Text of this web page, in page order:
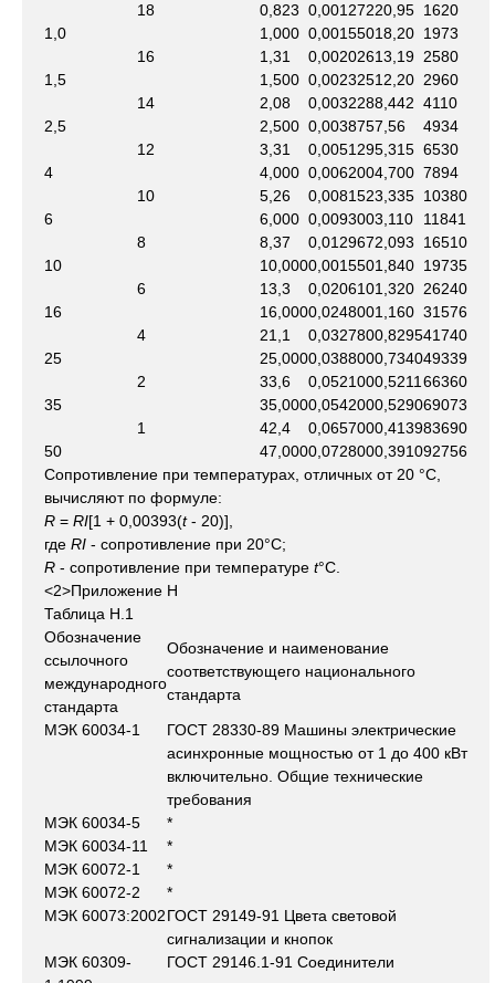
18
0,823 0,00127220,95 1620
1,0
1,000 0,00155018,20 1973
16
1,31 0,00202613,19 2580
1,5
1,500 0,00232512,20 2960
14
2,08 0,0032288,442 4110
2,5
2,500 0,0038757,56
4934
12
3,31 0,0051295,315 6530
4
4,000 0,0062004,700 7894
10
5,26 0,0081523,335 10380
6
6,000 0,0093003,110
11841
8
8,37 0,0129672,093
16510
10
10,0000,0015501,840 19735
6
13,3 0,0206101,320 26240
16
16,0000,0248001,160 31576
4
21,1 0,0327800,829541740
25
25,0000,0388000,734049339
2
33,6 0,0521000,5211 66360
35
35,0000,0542000,529069073
1
42,4 0,0657000,413983690
50
47,0000,0728000,391092756
Сопротивление при температурах, отличных от 20 °С,
вычисляют по формуле:
R = RI[1 + 0,00393(t- 20)],
где RI - сопротивление при 20°С;
R - сопротивление при температуре t°C.
<2>Приложение Н
Таблица Н.1
Обозначение
ссылочного
международного
стандарта
Обозначение и наименование
соответствующего национального
стандарта
МЭК 60034-1
ГОСТ 28330-89 Машины электрические
асинхронные мощностью от 1 до 400 кВт
включительно. Общие технические
требования
МЭК 60034-5
*
МЭК 60034-11
*
МЭК 60072-1
*
МЭК 60072-2
*
МЭК 60073:2002ГОСТ 29149-91 Цвета световой
сигнализации и кнопок
МЭК 60309-
ГОСТ 29146.1-91 Соединители